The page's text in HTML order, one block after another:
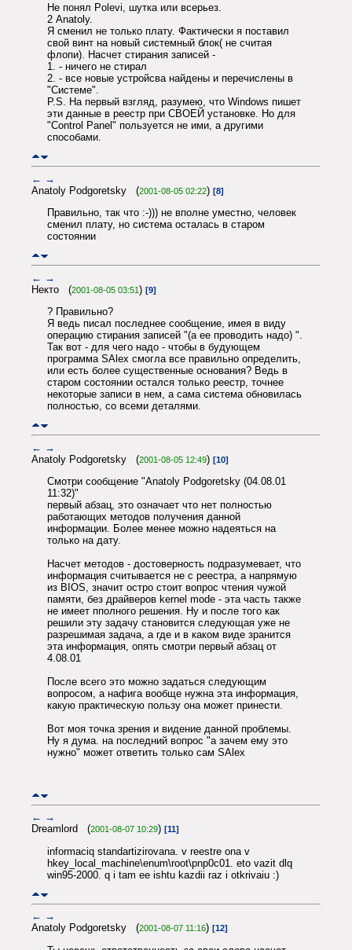
Не понял Polevi, шутка или всерьез.
2 Anatoly.
Я сменил не только плату. Фактически я поставил
свой винт на новый системный блок( не считая
флопи). Насчет стирания записей -
1. - ничего не стирал
2. - все новые устройсва найдены и перечислены в
"Системе".
P.S. На первый взгляд, разумею, что Windows пишет
эти данные в реестр при СВОЕЙ установке. Но для
"Control Panel" пользуется не ими, а другими
способами.
← →
Anatoly Podgoretsky (2001-08-05 02:22) [8]
Правильно, так что :-))) не вполне уместно, человек
сменил плату, но система осталась в старом
состоянии
← →
Некто (2001-08-05 03:51) [9]
? Правильно?
Я ведь писал последнее сообщение, имея в виду
операцию стирания записей "(а ее проводить надо) ".
Так вот - для чего надо - чтобы в будующем
программа SAlex смогла все правильно определить,
или есть более существенные основания? Ведь в
старом состоянии остался только реестр, точнее
некоторые записи в нем, а сама система обновилась
полностью, со всеми деталями.
← →
Anatoly Podgoretsky (2001-08-05 12:49) [10]
Смотри сообщение "Anatoly Podgoretsky (04.08.01
11:32)"
первый абзац, это означает что нет полностью
работающих методов получения данной
информации. Более менее можно надеяться на
только на дату.
Насчет методов - достоверность подразумевает, что
информация считывается не с реестра, а напрямую
из BIOS, значит остро стоит вопрос чтения чужой
памяти, без драйверов kernel mode - эта часть также
не имеет пполного решения. Ну и после того как
решили эту задачу становится следующая уже не
разрешимая задача, а где и в каком виде зранится
эта информация, опять смотри первый абзац от
4.08.01
После всего это можно задаться следующим
вопросом, а нафига вообще нужна эта информация,
какую практическую пользу она может принести.
Вот моя точка зрения и видение данной проблемы.
Ну я дума. на последний вопрос "а зачем ему это
нужно" может ответить только сам SAlex
← →
Dreamlord (2001-08-07 10:29) [11]
informaciq standartizirovana. v reestre ona v
hkey_local_machine\enum\root\pnp0c01. eto vazit dlq
win95-2000. q i tam ee ishtu kazdii raz i otkrivaiu :)
← →
Anatoly Podgoretsky (2001-08-07 11:16) [12]